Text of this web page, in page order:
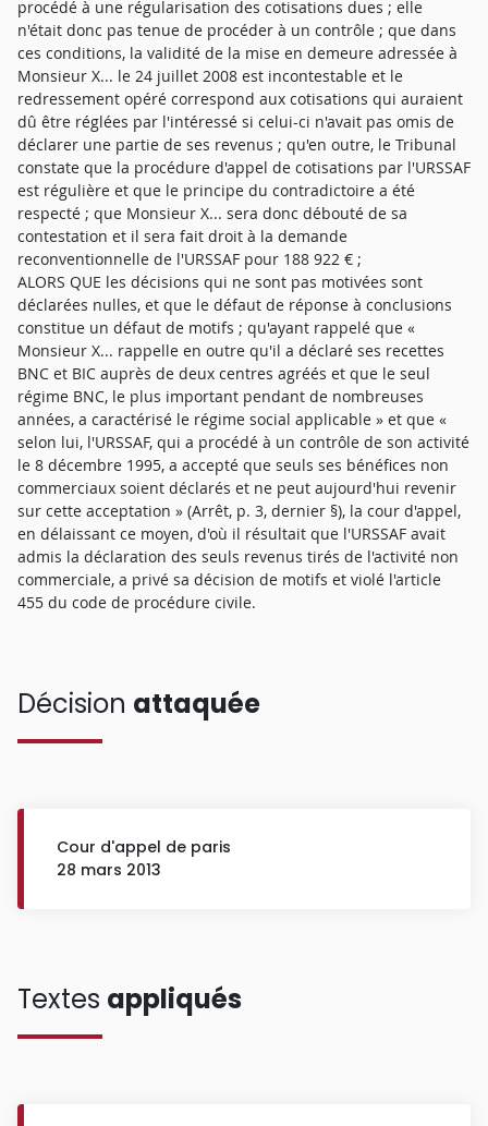
procédé à une régularisation des cotisations dues ; elle
n'était donc pas tenue de procéder à un contrôle ; que dans
ces conditions, la validité de la mise en demeure adressée à
Monsieur X... le 24 juillet 2008 est incontestable et le
redressement opéré correspond aux cotisations qui auraient
dû être réglées par l'intéressé si celui-ci n'avait pas omis de
déclarer une partie de ses revenus ; qu'en outre, le Tribunal
constate que la procédure d'appel de cotisations par l'URSSAF
est régulière et que le principe du contradictoire a été
respecté ; que Monsieur X... sera donc débouté de sa
contestation et il sera fait droit à la demande
reconventionnelle de l'URSSAF pour 188 922 € ;
ALORS QUE les décisions qui ne sont pas motivées sont
déclarées nulles, et que le défaut de réponse à conclusions
constitue un défaut de motifs ; qu'ayant rappelé que «
Monsieur X... rappelle en outre qu'il a déclaré ses recettes
BNC et BIC auprès de deux centres agréés et que le seul
régime BNC, le plus important pendant de nombreuses
années, a caractérisé le régime social applicable » et que «
selon lui, l'URSSAF, qui a procédé à un contrôle de son activité
le 8 décembre 1995, a accepté que seuls ses bénéfices non
commerciaux soient déclarés et ne peut aujourd'hui revenir
sur cette acceptation » (Arrêt, p. 3, dernier §), la cour d'appel,
en délaissant ce moyen, d'où il résultait que l'URSSAF avait
admis la déclaration des seuls revenus tirés de l'activité non
commerciale, a privé sa décision de motifs et violé l'article
455 du code de procédure civile.
Décision attaquée
Cour d'appel de paris
28 mars 2013
Textes appliqués